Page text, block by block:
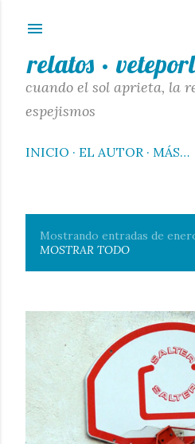
relatos ·
cuando el sol aprieta, la
espejismos
INICIO EL AUTOR MÁS…
E
n
t
r
d
Mostrando entradas de
MOSTRAR TODO